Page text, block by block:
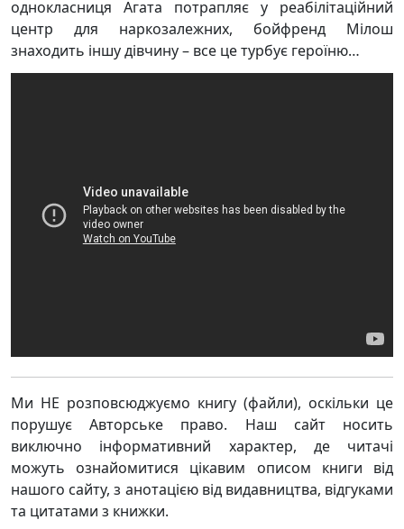
однокласниця Агата потрапляє у реабілітаційний
центр для наркозалежних, бойфренд Мілош
знаходить іншу дівчину – все це турбує героїню…
Ми НЕ розповсюджуємо книгу (файли), оскільки це
порушує Авторське право. Наш сайт носить
виключно інформативний характер, де читачі
можуть ознайомитися цікавим описом книги від
нашого сайту, з анотацією від видавництва, відгуками
та цитатами з книжки.